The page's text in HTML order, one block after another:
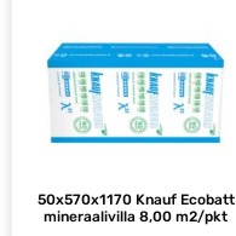
50x570x1170 Knauf Ecobatt
mineraalivilla 8,00 m2/pkt